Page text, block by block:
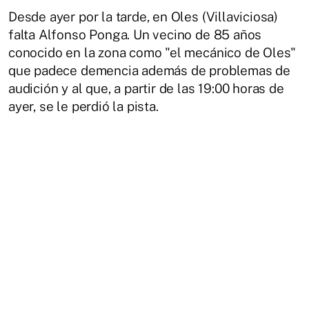
Desde ayer por la tarde, en Oles (Villaviciosa)
falta Alfonso Ponga. Un vecino de 85 años
conocido en la zona como "el mecánico de Oles"
que padece demencia además de problemas de
audición y al que, a partir de las 19:00 horas de
ayer, se le perdió la pista.